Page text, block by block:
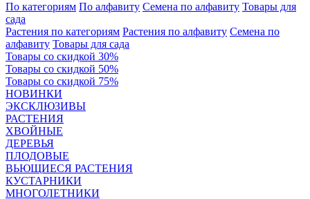
По категориям По алфавиту Семена по алфавиту Товары для
сада
Растения по категориям Растения по алфавиту Семена по
алфавиту Товары для сада
Товары со скидкой 30%
Товары со скидкой 50%
Товары со скидкой 75%
НОВИНКИ
ЭКСКЛЮЗИВЫ
РАСТЕНИЯ
ХВОЙНЫЕ
ДЕРЕВЬЯ
ПЛОДОВЫЕ
ВЬЮЩИЕСЯ РАСТЕНИЯ
КУСТАРНИКИ
МНОГОЛЕТНИКИ